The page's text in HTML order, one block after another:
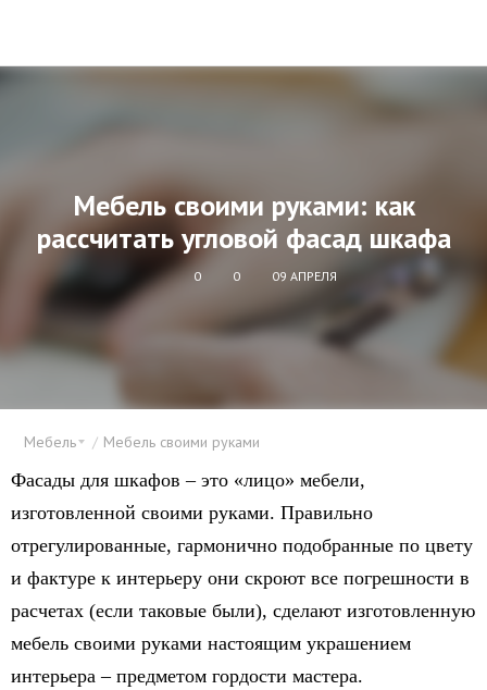
Мебель своими руками: как
рассчитать угловой фасад шкафа
0 0 09 АПРЕЛЯ
Мебель Мебель своими руками
Фасады для шкафов – это «лицо» мебели,
изготовленной своими руками. Правильно
отрегулированные, гармонично подобранные по цвету
и фактуре к интерьеру они скроют все погрешности в
расчетах (если таковые были), сделают изготовленную
мебель своими руками настоящим украшением
интерьера – предметом гордости мастера.